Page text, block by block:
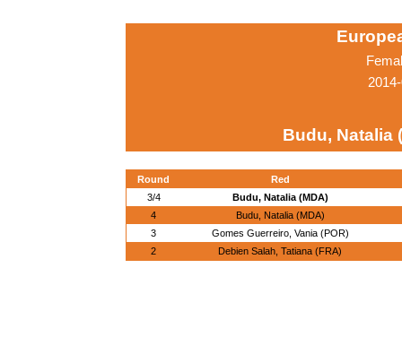
Budu, Natalia
Round
Red
3/4
Budu, Natalia (MDA)
4
Budu, Natalia (MDA)
3
Gomes Guerreiro, Vania (POR)
2
Debien Salah, Tatiana (FRA)